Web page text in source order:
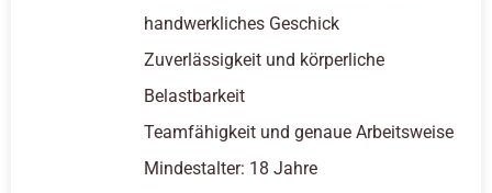
handwerkliches Geschick
Zuverlässigkeit und körperliche
Belastbarkeit
Teamfähigkeit und genaue Arbeitsweise
Mindestalter: 18 Jahre